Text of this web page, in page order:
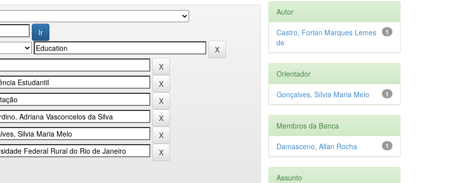
Autor
1
Castro, Forlan Marques Lemes
de
Orientador
1
Gonçalves, Sílvia Maria Melo
Membros da Banca
1
Damasceno, Allan Rocha
Assunto